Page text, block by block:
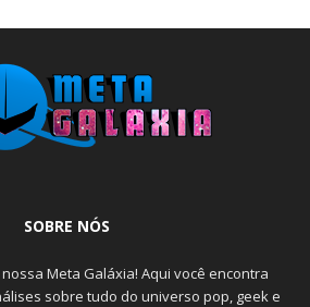
SOBRE NÓS
Meta Galáxia! Aqui você encontra
sobre tudo do universo pop, geek e